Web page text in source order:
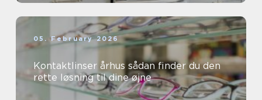
05. February 2026
Kontaktlinser århus sådan finder du den
rette løsning til dine øjne